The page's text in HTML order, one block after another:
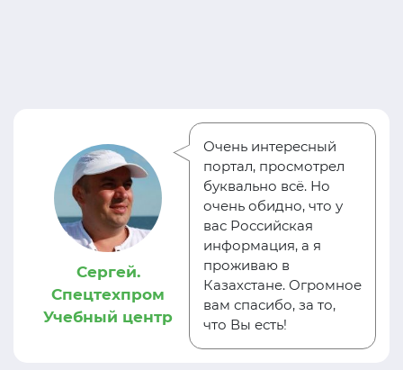
Сергей.
Спецтехпром
Учебный центр
Очень интересный
портал, просмотрел
буквально всё. Но
очень обидно, что у
вас Российская
информация, а я
проживаю в
Казахстане. Огромное
вам спасибо, за то,
что Вы есть!